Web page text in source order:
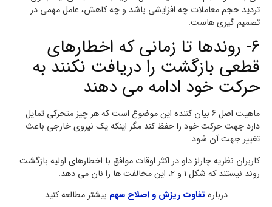
تردید حجم معاملات چه افزایشی باشد و چه کاهش، عامل مهمی در
تصمیم گیری هاست.
۶- روندها تا زمانی که اخطارهای
قطعی بازگشت را دریافت نکنند به
حرکت خود ادامه می دهند
ماهیت اصل 6 بیان کننده این موضوع است که هر چیز متحرکی تمایل
دارد جهت حرکت خود را حفظ کند مگر اینکه یک نیروی خارجی باعث
تغییر جهت آن شود.
کاربران نظریه چارلز داو در اکثر اوقات موافق با اخطارهای اولیه بازگشت
روند نیستند که شکل 1 و 2، این مخالفت ها را نان می دهد.
درباره تفاوتریزش و اصلاح سهم بیشتر مطالعه کنید